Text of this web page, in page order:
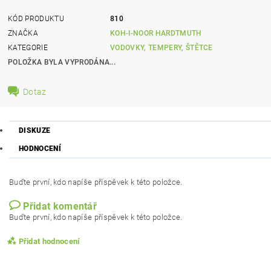
KÓD PRODUKTU
810
ZNAČKA
KOH-I-NOOR HARDTMUTH
KATEGORIE
VODOVKY, TEMPERY, ŠTĚTCE
POLOŽKA BYLA VYPRODÁNA...
Dotaz
DISKUZE
HODNOCENÍ
Buďte první, kdo napíše příspěvek k této položce.
Přidat komentář
Buďte první, kdo napíše příspěvek k této položce.
Přidat hodnocení